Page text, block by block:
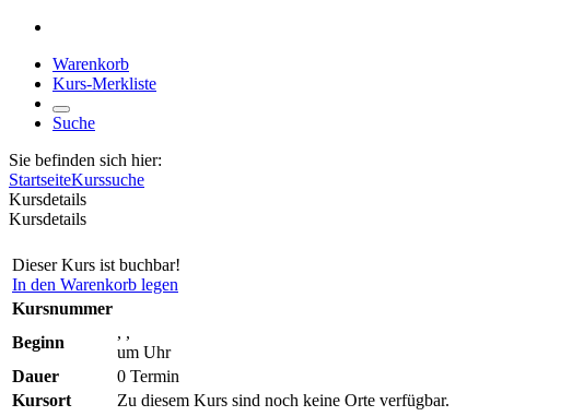
Warenkorb
Kurs-Merkliste
Suche
Sie befinden sich hier:
StartseiteKurssuche
Kursdetails
Kursdetails
Dieser Kurs ist buchbar!
In den Warenkorb legen
Kursnummer
Beginn
, ,
um Uhr
Dauer
0 Termin
Kursort
Zu diesem Kurs sind noch keine Orte verfügbar.